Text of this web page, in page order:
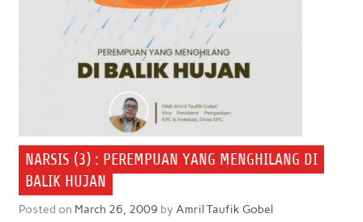
NARSIS (3) : PEREMPUAN YANG MENGHILANG DI
BALIK HUJAN
Posted on March 26, 2009 by Amril Taufik Gobel